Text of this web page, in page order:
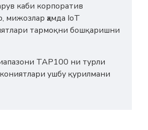
каби корпоратив
мижозлар ҳамда IoT
тармоқни бошқаришни
TAP100 ни турли
ушбу қурилмани